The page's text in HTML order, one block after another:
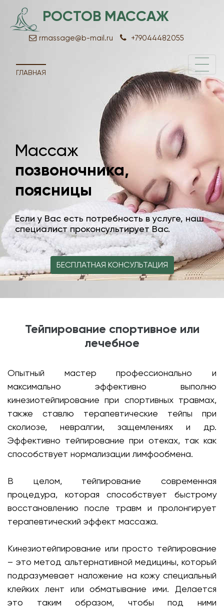
РОСТОВ МАССАЖ
rmassage@b-mail.ru +79044482055
ГЛАВНАЯ
Массаж
позвоночника,
поясницы
Если у Вас есть потребность в услуге, наш
специалист проконсультирует Вас.
БЕСПЛАТНАЯ КОНСУЛЬТАЦИЯ
Тейпирование спортивное или
лечебное
Опытный мастер профессионально и
максимально эффективно выполню
кинезиотейпирование при спортивных травмах,
также ставлю терапевтические тейпы при
сколиозе, невралгии, защемлениях и др.
Эффективно тейпирование при отеках, так как
способствует нормализации лимфообмена.
В целом, тейпирование современная
процедура, которая способствует быстрому
восстановлению после травм и пролонгирует
терапевтический эффект массажа.
Кинезиотейпирование или просто тейпирование
– это метод альтернативной медицины, который
подразумевает наложение на кожу специальный
клейких лент или обматывание ими. Делается
это таким образом, чтобы под ними